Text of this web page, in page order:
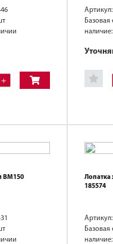
+
наличие:
ВМ150
Лопатка
185574
наличие: